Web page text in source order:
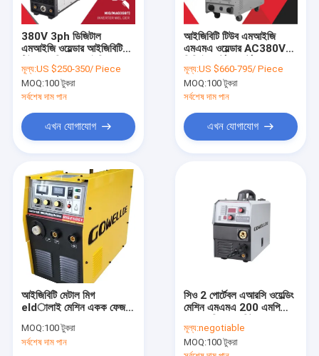
পণ্য
ভিডিও
ভিআর শো
আমাদের সম্পর্কে
380V 3ph ডিজিটাল
এমআইজি ওয়েল্ডার আইজিবিটি
এমএমএ ওয়েল্ডিং মেশিন
মূল্য:US $250-350/ Piece
MOQ:100 টুকরা
সর্বশেষ দাম পান
এখন যোগাযোগ
আইজিবিটি টিউব এমআইজি
এমএমএ ওয়েল্ডার AC380V
এমআইজি ওয়েল্ডিং মেশিন
মূল্য:US $660-795/ Piece
MOQ:100 টুকরা
সর্বশেষ দাম পান
এখন যোগাযোগ
আইজিবিটি মেটাল মিগ
eldালাই মেশিন একক ফেজ
MOQ:100 টুকরা
সর্বশেষ দাম পান
সিও 2 পোর্টেবল এআরসি ওয়েল্ডিং
মেশিন এমএমএ 200 এমপি
মূল্য:negotiable
MOQ:100 টুকরা